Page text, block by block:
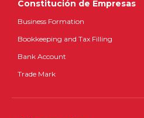
Constitución de Empresas
Business Formation
Bookkeeping and Tax Filling
Bank Account
Trade Mark